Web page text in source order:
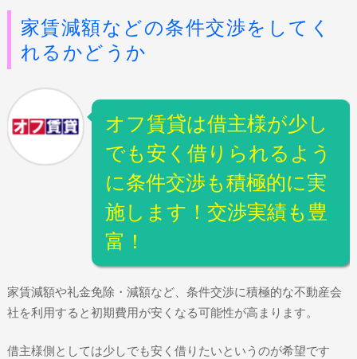
家賃減額などの条件交渉をしてく
れるかどうか
オフ賃貸は借主様が少し
でも安く借りられるよう
に条件交渉も積極的に実
施します！交渉実績も豊
富！
家賃減額や礼金免除・減額など、条件交渉に積極的な不動産会
社を利用すると初期費用が安くなる可能性が高まります。
借主様側としては少しでも安く借りたいというのが希望です